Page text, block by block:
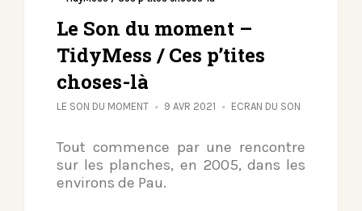
Le Son du moment –
TidyMess / Ces p’tites
choses-là
LE SON DU MOMENT 9 AVR 2021 ECRAN DU SON
Tout commence par une rencontre
sur les planches, en 2005, dans les
environs de Pau.